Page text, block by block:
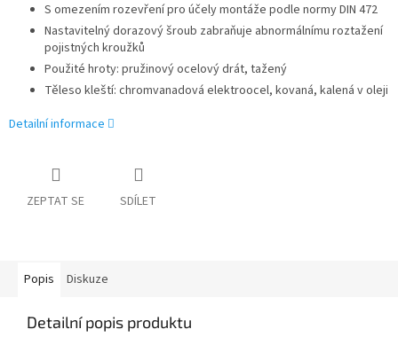
S omezením rozevření pro účely montáže podle normy DIN 472
Nastavitelný dorazový šroub zabraňuje abnormálnímu roztažení
pojistných kroužků
Použité hroty: pružinový ocelový drát, tažený
Těleso kleští: chromvanadová elektroocel, kovaná, kalená v oleji
Detailní informace
ZEPTAT SE SDÍLET
Popis Diskuze
Detailní popis produktu